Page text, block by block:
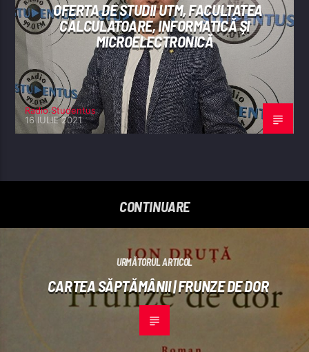
OFERTA DE STUDII UTM, FACULTATEA
CALCULATOARE, INFORMATICĂ ŞI
MICROELECTRONICĂ
Radio Studentus
16 IULIE 2021
CONTINUARE
URMĂTORUL ARTICOL
CARTEA SĂPTĂMÂNII | FRUNZE DE DOR